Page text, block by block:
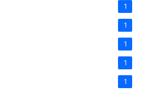
1
1
1
1
1